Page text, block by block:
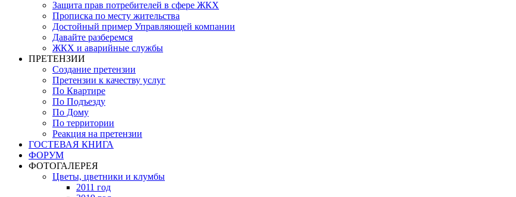
Защита прав потребителей в сфере ЖКХ
Прописка по месту жительства
Достойный пример Управляющей компании
Давайте разберемся
ЖКХ и аварийные службы
ПРЕТЕНЗИИ
Создание претензии
Претензии к качеству услуг
По Квартире
По Подъезду
По Дому
По территории
Реакция на претензии
ГОСТЕВАЯ КНИГА
ФОРУМ
ФОТОГАЛЕРЕЯ
Цветы, цветники и клумбы
2011 год